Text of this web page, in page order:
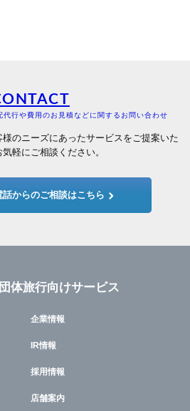
行や費用のお見積などに関するお問い合わせ
様のニーズにあったサービスをご提案いた
軽にご相談ください。
話からのご相談はこちら
体旅行向けサービス
企業情報
IR情報
採用情報
店舗案内